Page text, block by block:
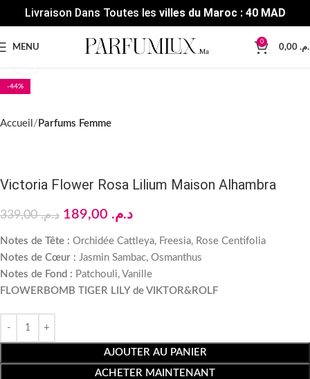
Livraison Dans Toutes les villes du Maroc : 40 MAD
MENU
0
-44%
Accueil Parfums Femme
Victoria Flower Rosa Lilium Maison Alhambra
د.م.339,00 د.م.
Notes de Tête : Orchidée Cattleya, Freesia, Rose Centifolia
Notes de Cœur : Jasmin Sambac, Osmanthus
Notes de Fond : Patchouli, Vanille
FLOWERBOMB TIGER LILY de VIKTOR&ROLF
AJOUTER AU PANIER
ACHETER MAINTENANT